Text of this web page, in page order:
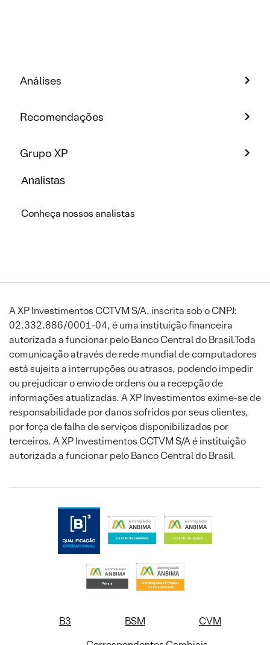
Análises
Recomendações
Grupo XP
Analistas
Conheça nossos analistas
A XP Investimentos CCTVM S/A, inscrita sob o CNPJ:
02.332.886/0001-04, é uma instituição financeira
autorizada a funcionar pelo Banco Central do Brasil.Toda
comunicação através de rede mundial de computadores
está sujeita a interrupções ou atrasos, podendo impedir
ou prejudicar o envio de ordens ou a recepção de
informações atualizadas. A XP Investimentos exime-se de
responsabilidade por danos sofridos por seus clientes,
por força de falha de serviços disponibilizados por
terceiros. A XP Investimentos CCTVM S/A é instituição
autorizada a funcionar pelo Banco Central do Brasil.
B3 BSM
CVM